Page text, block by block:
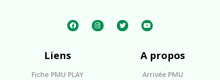
Liens
Fiche PMU PLAY
A propos
Arrivée PMU